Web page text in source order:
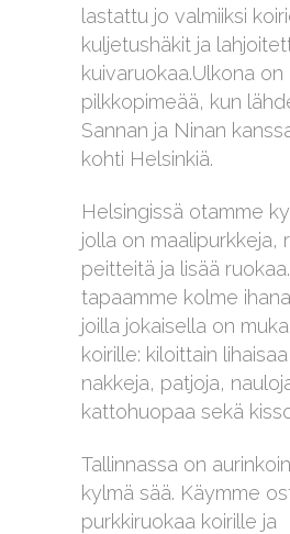
lastattu jo valmiiksi
kuljetushäkit ja
kuivaruokaa.Ulkona on
pilkkopimeää, kun
Sannan ja Ninan
kohti Helsinkiä.
Helsingissä otamme
jolla on maalipurkkeja,
peitteitä ja lisää
tapaamme kolme
joilla jokaisella on
koirille: kiloittain
nakkeja, patjoja,
kattohuopaa sekä
Tallinnassa on
kylmä sää. Käymme
purkkiruokaa koirille ja